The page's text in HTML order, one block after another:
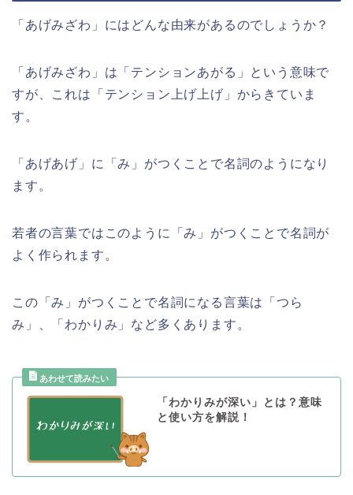
「あげみざわ」にはどんな由来があるのでしょうか？
「あげみざわ」は「テンションあがる」という意味で
すが、これは「テンション上げ上げ」からきていま
す。
「あげあげ」に「み」がつくことで名詞のようになり
ます。
若者の言葉ではこのように「み」がつくことで名詞が
よく作られます。
この「み」がつくことで名詞になる言葉は「つら
み」、「わかりみ」など多くあります。
「わかりみが深い」とは？意味
と使い方を解説！